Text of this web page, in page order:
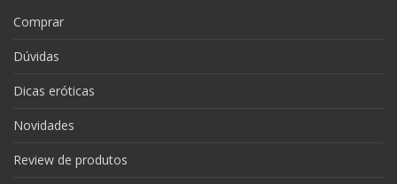
Comprar
Dúvidas
Dicas eróticas
Novidades
Review de produtos